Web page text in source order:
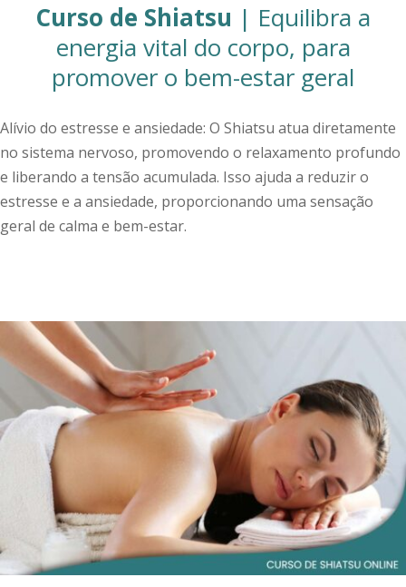
Curso de Shiatsu | Equilibra a
energia vital do corpo, para
promover o bem-estar geral
Alívio do estresse e ansiedade: O Shiatsu atua diretamente
no sistema nervoso, promovendo o relaxamento profundo
e liberando a tensão acumulada. Isso ajuda a reduzir o
estresse e a ansiedade, proporcionando uma sensação
geral de calma e bem-estar.